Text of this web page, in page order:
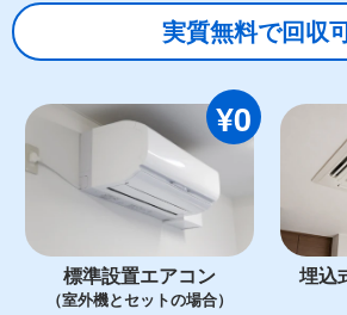
実質無料で回収
¥0
標準設置エアコン
（室外機とセットの場合）
埋込